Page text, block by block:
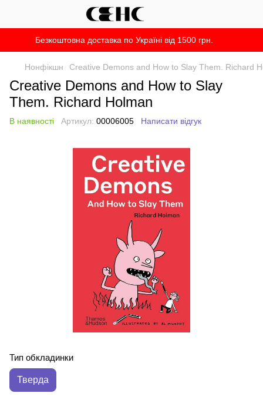
Безкоштовна доставка по Україні від 1500 грн.
Нонфікшн Creative Demons and How to Slay Them. Richard
Creative Demons and How to Slay
Them. Richard Holman
В наявності Артикул: 00006005 Написати відгук
Тип обкладинки
Тверда